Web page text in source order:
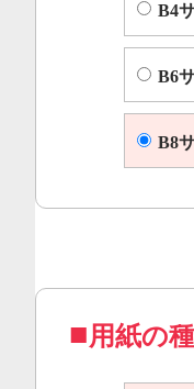
B4
B6
B8
用紙の